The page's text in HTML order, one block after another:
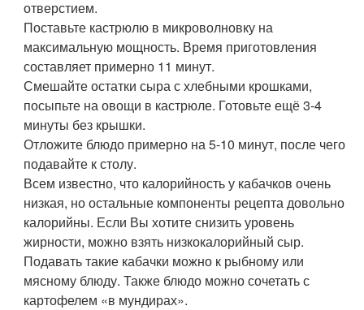
отверстием.
Поставьте кастрюлю в микроволновку на
максимальную мощность. Время приготовления
составляет примерно 11 минут.
Смешайте остатки сыра с хлебными крошками,
посыпьте на овощи в кастрюле. Готовьте ещё 3-4
минуты без крышки.
Отложите блюдо примерно на 5-10 минут, после чего
подавайте к столу.
Всем известно, что калорийность у кабачков очень
низкая, но остальные компоненты рецепта довольно
калорийны. Если Вы хотите снизить уровень
жирности, можно взять низкокалорийный сыр.
Подавать такие кабачки можно к рыбному или
мясному блюду. Также блюдо можно сочетать с
картофелем «в мундирах».